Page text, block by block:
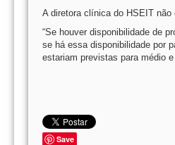
A diretora clínica do HSEIT
“Se houver disponibilidade de
se há essa disponibilidade por
estariam previstas para médio
Save